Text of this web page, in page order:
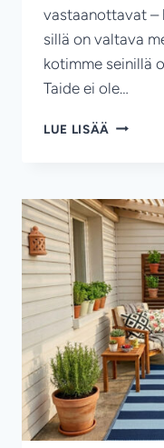
vastaanottavat –
sillä on valtava
kotimme seinillä
Taide ei ole…
LUE LISÄÄ NÄIN
KUIN
USKOT